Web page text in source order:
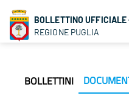
BOLLETTINO UFFICIALE
REGIONE PUGLIA
BOLLETTINI